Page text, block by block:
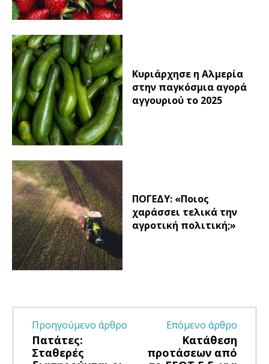
Κυριάρχησε η Αλμερία
στην παγκόσμια αγορά
αγγουριού το 2025
ΠΟΓΕΔΥ: «Ποιος
χαράσσει τελικά την
αγροτική πολιτική;»
Προηγούμενο άρθρο
Πατάτες:
Σταθερές
Επόμενο άρθρο
Κατάθεση
προτάσεων από